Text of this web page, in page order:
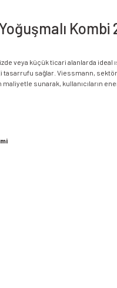
veya küçük ticari alanlarda
sağlar. Viessmann,
sunarak, kullanıcıların